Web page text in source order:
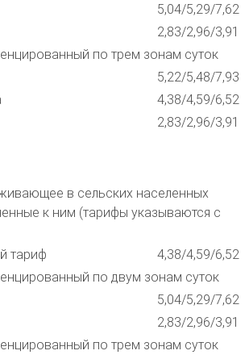
5,04/5,29/7,62
2,83/2,96/3,91
по трем зонам суток
5,22/5,48/7,93
4,38/4,59/6,52
2,83/2,96/3,91
в сельских населенных
к ним (тарифы указываются с
тариф
4,38/4,59/6,52
по двум зонам суток
5,04/5,29/7,62
2,83/2,96/3,91
по трем зонам суток